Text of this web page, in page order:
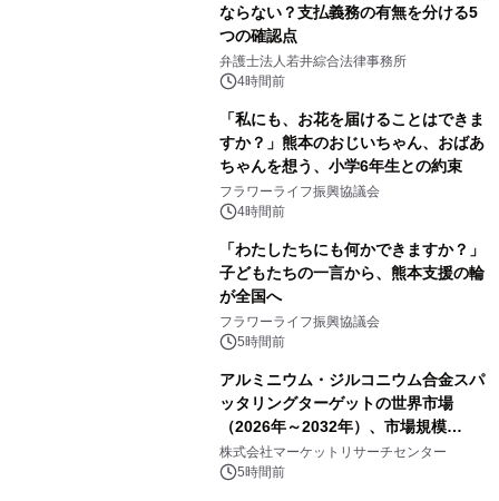
ならない？支払義務の有無を分ける5
つの確認点
弁護士法人若井綜合法律事務所
4時間前
「私にも、お花を届けることはできま
すか？」熊本のおじいちゃん、おばあ
ちゃんを想う、小学6年生との約束
フラワーライフ振興協議会
4時間前
「わたしたちにも何かできますか？」
子どもたちの一言から、熊本支援の輪
が全国へ
フラワーライフ振興協議会
5時間前
アルミニウム・ジルコニウム合金スパ
ッタリングターゲットの世界市場
（2026年～2032年）、市場規模
（0.995、0.999、その他）・分析レポ
ートを発表
株式会社マーケットリサーチセンター
5時間前